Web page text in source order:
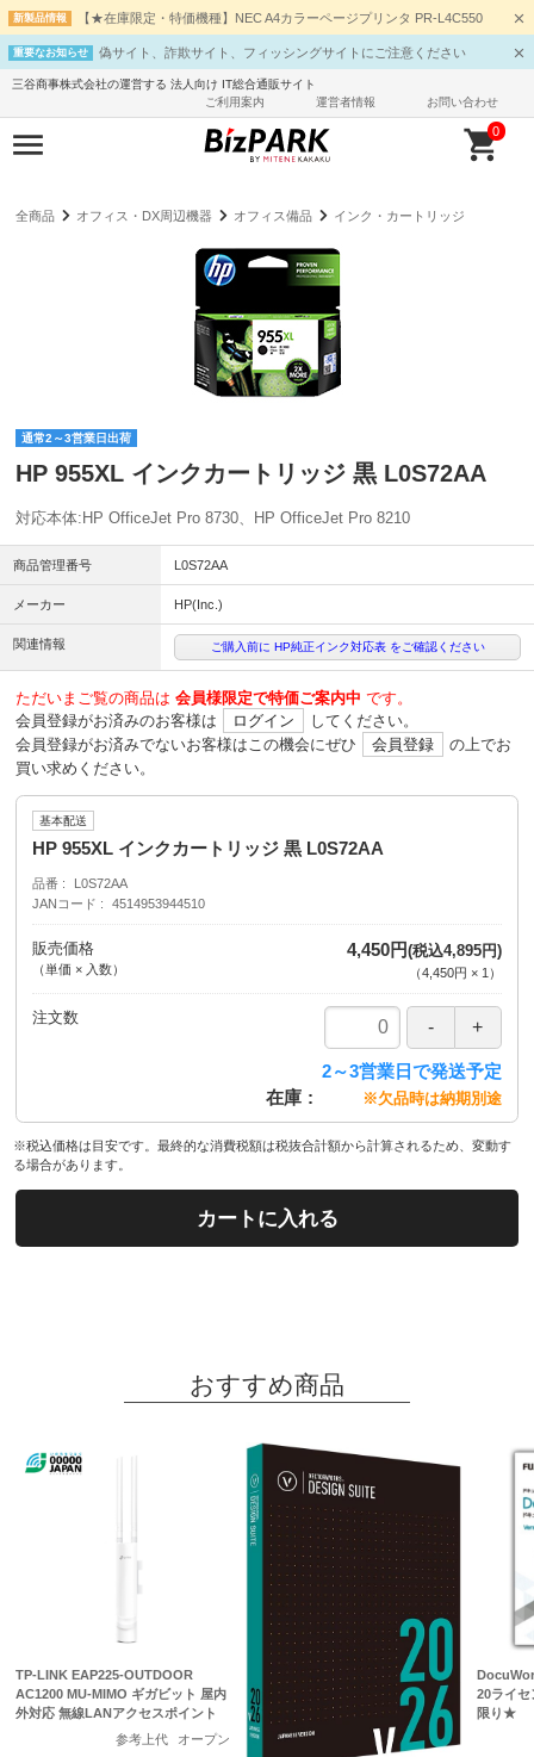
新製品情報 【★在庫限定・特価機種】NEC A4カラーページプリンタ PR-L4C550
重要なお知らせ 偽サイト、詐欺サイト、フィッシングサイトにご注意ください
三谷商事株式会社の運営する 法人向け IT総合通販サイト
ご利用案内
運営者情報 お問い合わせ
0
全商品 オフィス・DX周辺機器 オフィス備品 インク・カートリッジ
通常2～3営業日出荷
HP 955XL インクカートリッジ 黒 L0S72AA
対応本体:HP OfficeJet Pro 8730、HP OfficeJet Pro 8210
商品管理番号 L0S72AA
メーカー HP(Inc.)
関連情報 ご購入前に HP純正インク対応表 をご確認ください
ただいまご覧の商品は 会員様限定で特価ご案内中 です。
会員登録がお済みのお客様は
ログイン
してください。
会員登録がお済みでないお客様はこの機会にぜひ
会員登録
の上でお
買い求めください。
基本配送
HP 955XL インクカートリッジ 黒 L0S72AA
品番
L0S72AA
JANコード
4514953944510
販売価格
（単価 × 入数）
4,450円(税込4,895円)
（4,450円 × 1 ）
注文数
在庫
2～3営業日で発送予定
※欠品時は納期別途
※税込価格は目安です。最終的な消費税額は税抜合計額から計算されるため、変動す
る場合があります。
カートに入れる
おすすめ商品
TP-LINK EAP225-OUTDOOR
AC1200 MU-MIMO ギガビット 屋内
外対応 無線LANアクセスポイント
参考上代
オープン
20ライ
限り★